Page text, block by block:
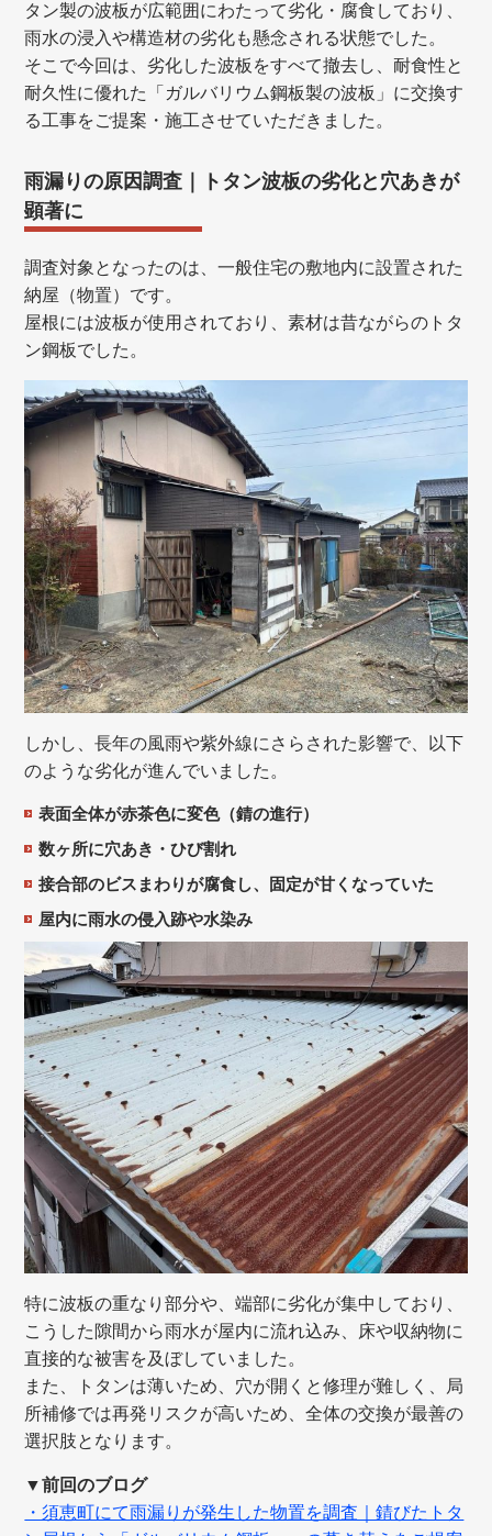
タン製の波板が広範囲にわたって劣化・腐食しており、
雨水の浸入や構造材の劣化も懸念される状態でした。
そこで今回は、劣化した波板をすべて撤去し、耐食性と
耐久性に優れた「ガルバリウム鋼板製の波板」に交換す
る工事をご提案・施工させていただきました。
雨漏りの原因調査｜トタン波板の劣化と穴あきが
顕著に
調査対象となったのは、一般住宅の敷地内に設置された
納屋（物置）です。
屋根には波板が使用されており、素材は昔ながらのトタ
ン鋼板でした。
しかし、長年の風雨や紫外線にさらされた影響で、以下
のような劣化が進んでいました。
表面全体が赤茶色に変色（錆の進行）
数ヶ所に穴あき・ひび割れ
接合部のビスまわりが腐食し、固定が甘くなっていた
屋内に雨水の侵入跡や水染み
特に波板の重なり部分や、端部に劣化が集中しており、
こうした隙間から雨水が屋内に流れ込み、床や収納物に
直接的な被害を及ぼしていました。
また、トタンは薄いため、穴が開くと修理が難しく、局
所補修では再発リスクが高いため、全体の交換が最善の
選択肢となります。
▼前回のブログ
・須恵町にて雨漏りが発生した物置を調査｜錆びたトタ